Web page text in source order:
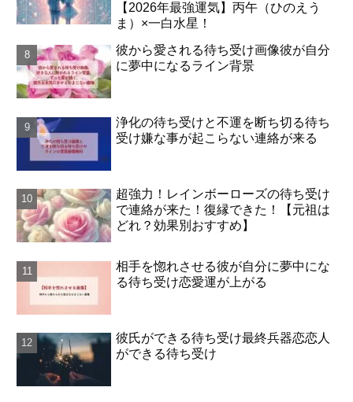
【2026年最強運気】丙午（ひのえう
ま）×一白水星！
彼から愛される待ち受け画像彼が自分
に夢中になるライン背景
浄化の待ち受けと不運を断ち切る待ち
受け嫌な事が起こらない連絡が来る
超強力！レインボーローズの待ち受け
で連絡が来た！復縁できた！【元祖は
どれ？効果別おすすめ】
相手を惚れさせる彼が自分に夢中にな
る待ち受け恋愛運が上がる
彼氏ができる待ち受け最終兵器恋恋人
ができる待ち受け